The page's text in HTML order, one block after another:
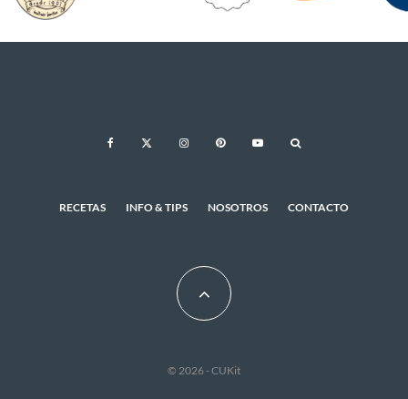
RECETAS INFO & TIPS NOSOTROS CONTACTO
© 2026 - CUKit